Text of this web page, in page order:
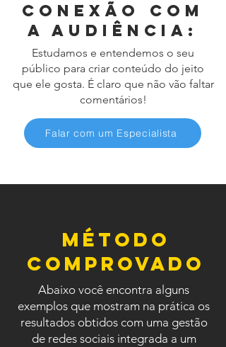
Conexão com
a audiência:
Estudamos e entendemos o seu
público para criar conteúdo do jeito
que ele gosta. É claro que não vão faltar
comentários!
Falar com um Especialista
MÉTODO
COMPROVADO
Abaixo você encontra alguns
exemplos que mostram na prática os
resultados obtidos com uma gestão
de redes sociais integrada a um